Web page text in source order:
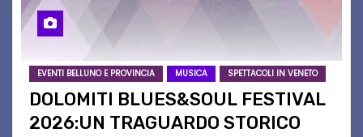
EVENTI BELLUNO E PROVINCIA MUSICA SPETTACOLI IN VENETO
DOLOMITI BLUES&SOUL FESTIVAL
2026:UN TRAGUARDO STORICO